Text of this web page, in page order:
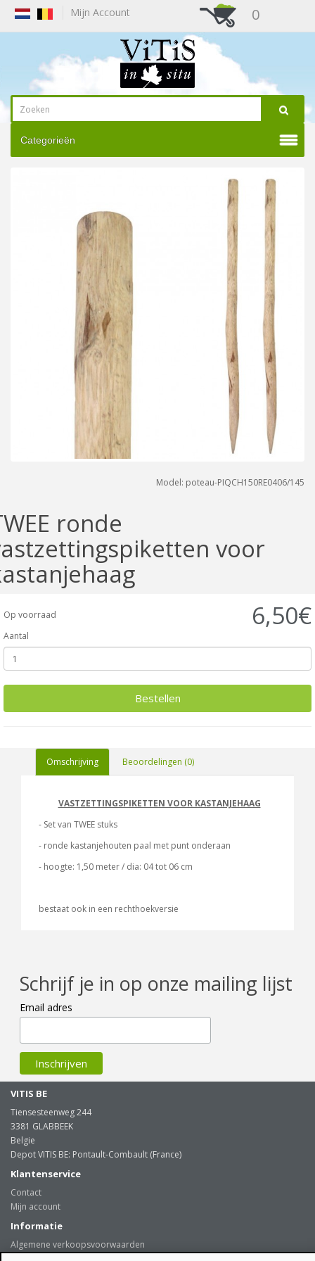
Mijn Account 0
Categorieën
Model: poteau-PIQCH150RE0406/145
ronde
voor
Op voorraad 6,50€
Aantal
Bestellen
Omschrijving Beoordelingen (0)
VASTZETTINGSPIKETTEN VOOR KASTANJEHAAG
- Set van TWEE stuks
- ronde kastanjehouten paal met punt onderaan
- hoogte: 1,50 meter / dia: 04 tot 06 cm
bestaat ook in een rechthoekversie
Schrijf je in op onze mailing lijst
Email adres
VITIS BE
Tiensesteenweg 244
3381 GLABBEEK
Belgie
Depot VITIS BE: Pontault-Combault (France)
Klantenservice
Contact
Mijn account
Informatie
Algemene verkoopsvoorwaarden